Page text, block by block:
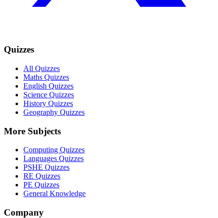
Quizzes
All Quizzes
Maths Quizzes
English Quizzes
Science Quizzes
History Quizzes
Geography Quizzes
More Subjects
Computing Quizzes
Languages Quizzes
PSHE Quizzes
RE Quizzes
PE Quizzes
General Knowledge
Company